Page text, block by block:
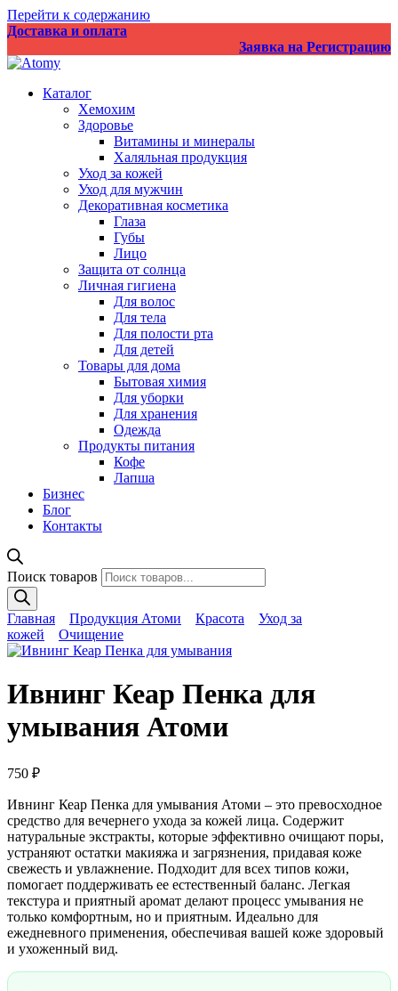
Перейти к содержанию
Доставка и оплата
Заявка на Регистрацию
Каталог
Хемохим
Здоровье
Витамины и минералы
Халяльная продукция
Уход за кожей
Уход для мужчин
Декоративная косметика
Глаза
Губы
Лицо
Защита от солнца
Личная гигиена
Для волос
Для тела
Для полости рта
Для детей
Товары для дома
Бытовая химия
Для уборки
Для хранения
Одежда
Продукты питания
Кофе
Лапша
Бизнес
Блог
Контакты
Поиск товаров
Главная Продукция Атоми Красота
Уход за
кожей
Очищение
Ивнинг Кеар Пенка для
умывания Атоми
750 ₽
Ивнинг Кеар Пенка для умывания Атоми – это превосходное
средство для вечернего ухода за кожей лица. Содержит
натуральные экстракты, которые эффективно очищают поры,
устраняют остатки макияжа и загрязнения, придавая коже
свежесть и увлажнение. Подходит для всех типов кожи,
помогает поддерживать ее естественный баланс. Легкая
текстура и приятный аромат делают процесс умывания не
только комфортным, но и приятным. Идеально для
ежедневного применения, обеспечивая вашей коже здоровый
и ухоженный вид.